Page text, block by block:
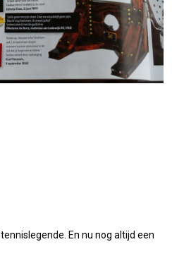
En nu nog altijd een